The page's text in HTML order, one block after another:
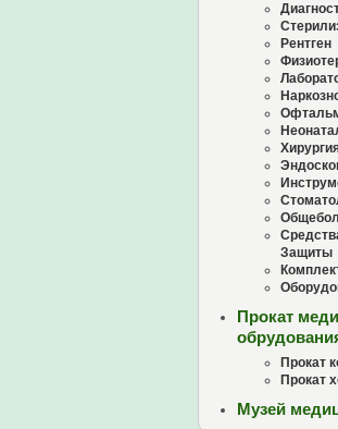
Рентген
Защиты
Прокат
Прокат
Прокат
Музей